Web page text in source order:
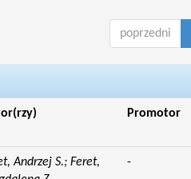
poprzedni
Promotor
Andrzej S.; Feret,
-